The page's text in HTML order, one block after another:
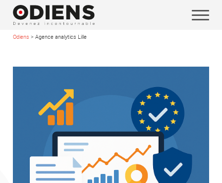
Odiens >Agence analytics Lille